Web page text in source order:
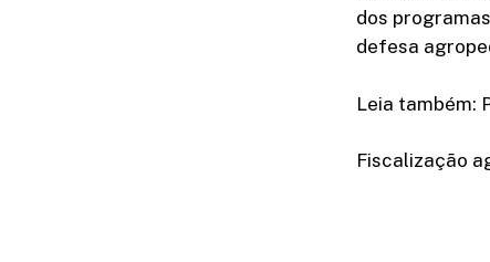
dos
defesa
Leia também:
Fiscalização